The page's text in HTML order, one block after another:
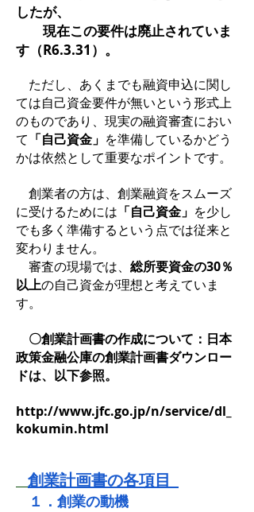
したが、
現在この要件は廃止されていま
す（R6.3.31）。
ただし、あくまでも融資申込に関し
ては自己資金要件が無いという形式上
のものであり、現実の融資審査におい
て 「自己資金」 を準備しているかどう
かは依然として重要なポイントです。
創業者の方は、創業融資をスムーズ
に受けるためには 「自己資金」 を少し
でも多く準備するという点では従来と
変わりません。
審査の現場では、 総所要資金の30％
以上の自己資金が理想と考えていま
す。
〇創業計画書の作成について：日本
政策金融公庫の創業計画書ダウンロー
ドは、以下参照。
http://www.jfc.go.jp/n/service/dl_
kokumin.html
創業計画書の各項目
１．創業の動機